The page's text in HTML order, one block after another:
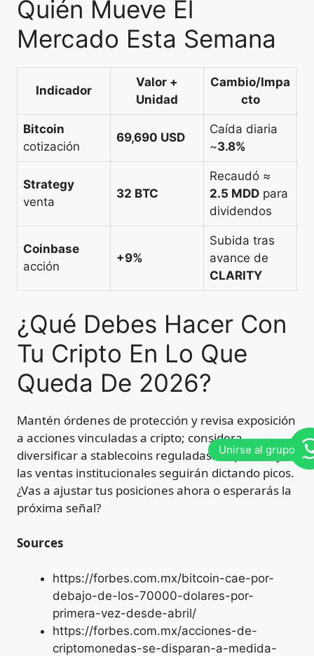
Quién Mueve El
Mercado Esta Semana
Indicador
Valor +
Unidad
Cambio/Impa
cto
Bitcoin
cotización
69,690 USD
Caída diaria
~3.8%
Strategy
venta
32 BTC
Recaudó ≈
2.5 MDD para
dividendos
Coinbase
acción
+9%
Subida tras
avance de
CLARITY
¿Qué Debes Hacer Con
Tu Cripto En Lo Que
Queda De 2026?
Mantén órdenes de protección y revisa exposición
a acciones vinculadas a cripto; considera
diversificar a stablecoins reguladas. La política y
las ventas institucionales seguirán dictando picos.
¿Vas a ajustar tus posiciones ahora o esperarás la
próxima señal?
Sources
https://forbes.com.mx/bitcoin-cae-por-
debajo-de-los-70000-dolares-por-
primera-vez-desde-abril/
https://forbes.com.mx/acciones-de-
criptomonedas-se-disparan-a-medida-